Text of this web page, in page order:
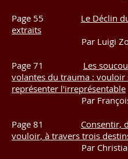
Page 55 Le Déclin
extraits
Par Luigi
Page 71 Les
volantes du trauma : vouloir
représenter l'irreprésentable
Par
Page 81 Consentir,
vouloir, à travers trois
Par Christiane